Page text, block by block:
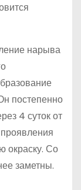
нарыва
постепенно
4 суток от
окраску. Со
заметны.